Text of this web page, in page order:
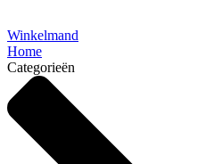
Winkelmand
Home
Categorieën